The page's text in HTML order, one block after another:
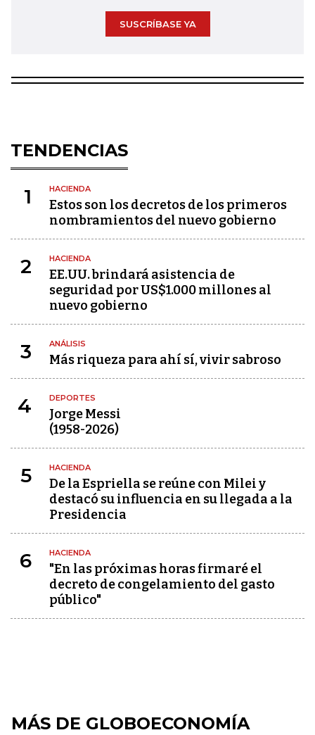
SUSCRÍBASE YA
TENDENCIAS
1 HACIENDA
Estos son los decretos de los primeros
nombramientos del nuevo gobierno
2 HACIENDA
EE.UU. brindará asistencia de
seguridad por US$1.000 millones al
nuevo gobierno
3 ANÁLISIS
Más riqueza para ahí sí, vivir sabroso
4 DEPORTES
Jorge Messi
(1958-2026)
5 HACIENDA
De la Espriella se reúne con Milei y
destacó su influencia en su llegada a la
Presidencia
6 HACIENDA
"En las próximas horas firmaré el
decreto de congelamiento del gasto
público"
MÁS DE GLOBOECONOMÍA